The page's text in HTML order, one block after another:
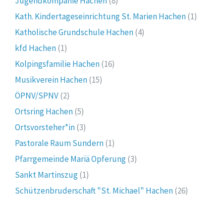
Kath. Kindertageseinrichtung St. Marien Hachen(1)
Katholische Grundschule Hachen(4)
kfd Hachen(1)
Kolpingsfamilie Hachen(16)
Musikverein Hachen(15)
ÖPNV/SPNV(2)
Ortsring Hachen(5)
Ortsvorsteher*in(3)
Pastorale Raum Sundern(1)
Pfarrgemeinde Mariä Opferung(3)
Sankt Martinszug(1)
Schützenbruderschaft "St. Michael" Hachen(26)